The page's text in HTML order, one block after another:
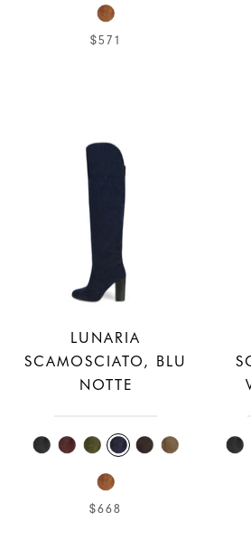
$571
LUNARIA
SCAMOSCIATO, BLU
NOTTE
$668